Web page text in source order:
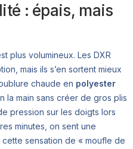
: épais, mais
plus volumineux. Les DXR
mais ils s’en sortent mieux
chaude en polyester
la main sans créer de gros plis
pression sur les doigts lors
minutes, on sent une
sensation de « moufle de